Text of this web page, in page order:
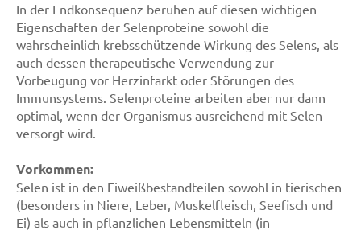
In der Endkonsequenz beruhen auf diesen wichtigen
Eigenschaften der Selenproteine sowohl die
wahrscheinlich krebsschützende Wirkung des Selens, als
auch dessen therapeutische Verwendung zur
Vorbeugung vor Herzinfarkt oder Störungen des
Immunsystems. Selenproteine arbeiten aber nur dann
optimal, wenn der Organismus ausreichend mit Selen
versorgt wird.
Vorkommen:
Selen ist in den Eiweißbestandteilen sowohl in tierischen
(besonders in Niere, Leber, Muskelfleisch, Seefisch und
Ei) als auch in pflanzlichen Lebensmitteln (in